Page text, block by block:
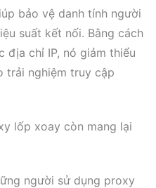
bảo vệ danh tính người
suất kết nối. Bằng cách
địa chỉ IP, nó giảm thiểu
trải nghiệm truy cập
lốp xoay còn mang lại
người sử dụng proxy